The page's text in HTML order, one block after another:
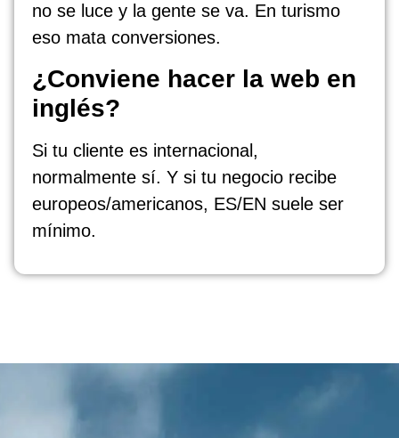
no se luce y la gente se va. En turismo
eso mata conversiones.
¿Conviene hacer la web en
inglés?
Si tu cliente es internacional,
normalmente sí. Y si tu negocio recibe
europeos/americanos, ES/EN suele ser
mínimo.